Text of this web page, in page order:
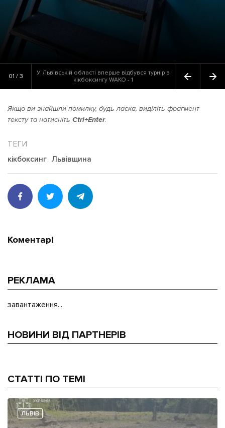
01 / 3
У Львівській області вперше відбувся турнір з
кікбоксингу WAKO - 1
Якщо ви знайшли помилку, будь ласка, виділіть фрагмент
тексту та натисніть Ctrl+Enter.
кікбоксинг Львівщина
Коментарі
РЕКЛАМА
завантаження...
НОВИНИ ВІД ПАРТНЕРІВ
СТАТТІ ПО ТЕМІ
ЛЬВІВ